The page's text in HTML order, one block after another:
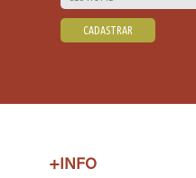
+INFO